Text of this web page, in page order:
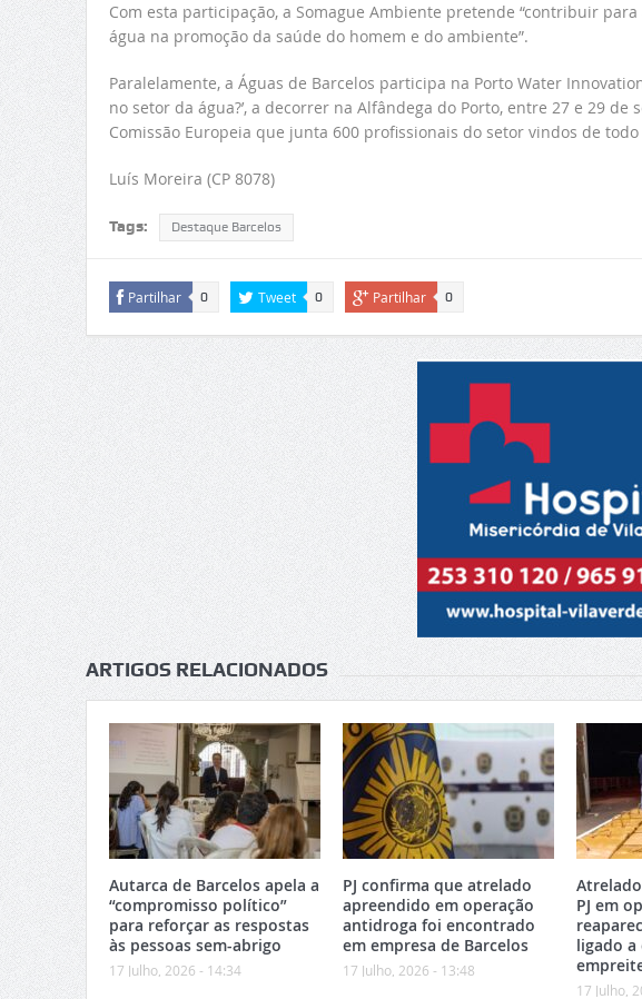
Com esta participação, a Somague Ambiente pretende “contribuir
água na promoção da saúde do homem e do ambiente”.
Paralelamente, a Águas de Barcelos participa na Porto Water
no setor da água?’, a decorrer na Alfândega do Porto, entre 27 e 29
Comissão Europeia que junta 600 profissionais do setor vindos de
Luís Moreira (CP 8078)
Tags: Destaque Barcelos
Partilhar 0 Tweet 0 Partilhar 0
ARTIGOS RELACIONADOS
Autarca de Barcelos apela a
“compromisso político”
para reforçar as respostas
às pessoas sem-abrigo
17 Julho, 2026 - 14:34
PJ confirma que atrelado
apreendido em operação
antidroga foi encontrado
em empresa de Barcelos
17 Julho, 2026 - 13:48
PJ em
ligado a
17 Julho,